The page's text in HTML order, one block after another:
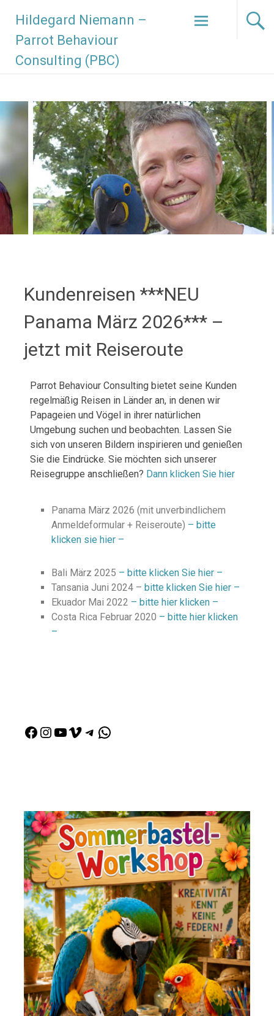
Hildegard Niemann –
Parrot Behaviour
Consulting (PBC)
Kundenreisen ***NEU
Panama März 2026*** –
jetzt mit Reiseroute
Parrot Behaviour Consulting bietet seine Kunden
regelmäßig Reisen in Länder an, in denen wir
Papageien und Vögel in ihrer natürlichen
Umgebung suchen und beobachten. Lassen Sie
sich von unseren Bildern inspirieren und genießen
Sie die Eindrücke. Sie möchten sich unserer
Reisegruppe anschließen? Dann klicken Sie hier
Panama März 2026 (mit unverbindlichem
Anmeldeformular + Reiseroute) – bitte
klicken sie hier –
Bali März 2025 – bitte klicken Sie hier –
Tansania Juni 2024 – bitte klicken Sie hier –
Ekuador Mai 2022 – bitte hier klicken –
Costa Rica Februar 2020 – bitte hier klicken
–